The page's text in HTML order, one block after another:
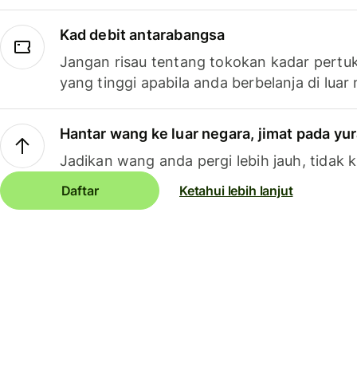
Kad debit antarabangsa
Jangan risau tentang tokokan kadar
yang tinggi apabila anda berbelanja di luar
Hantar wang ke luar negara, jimat pada
Jadikan wang anda pergi lebih jauh, tidak
Daftar Ketahui lebih lanjut